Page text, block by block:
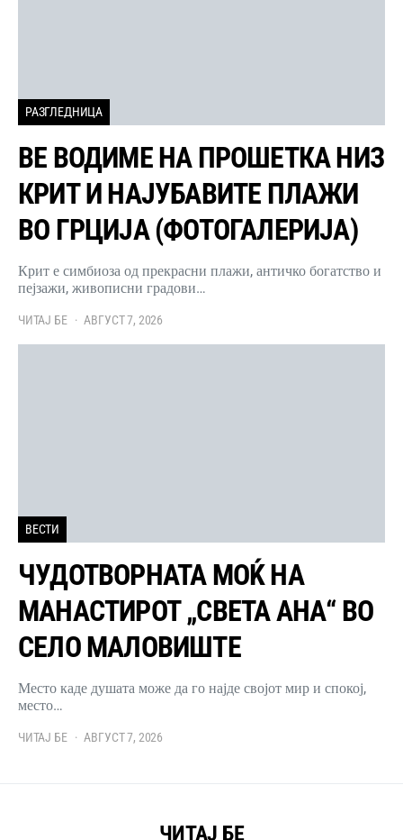
РАЗГЛЕДНИЦА
ВЕ ВОДИМЕ НА ПРОШЕТКА НИЗ
КРИТ И НАЈУБАВИТЕ ПЛАЖИ
ВО ГРЦИЈА (ФОТОГАЛЕРИЈА)
Крит е симбиоза од прекрасни плажи, античко богатство и
пејзажи, живописни градови…
ЧИТАЈ БЕ АВГУСТ 7, 2026
ВЕСТИ
ЧУДОТВОРНАТА МОЌ НА
МАНАСТИРОТ „СВЕТА АНА“ ВО
СЕЛО МАЛОВИШТЕ
Место каде душата може да го најде својот мир и спокој,
место…
ЧИТАЈ БЕ АВГУСТ 7, 2026
ЧИТАЈ БЕ